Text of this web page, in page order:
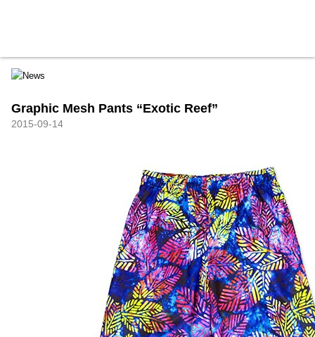
Graphic Mesh Pants “Exotic Reef”
2015-09-14